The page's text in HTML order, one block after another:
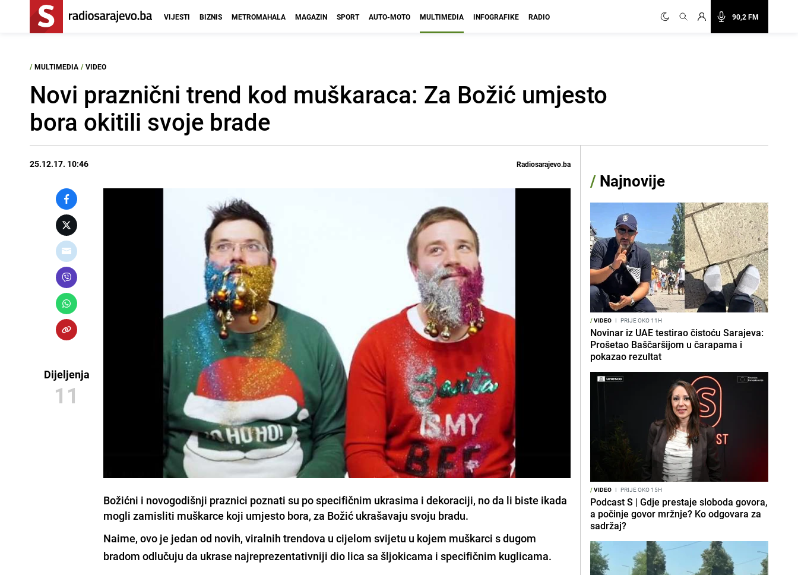
90,2 FM
VIJESTI BIZNIS METROMAHALA MAGAZIN SPORT AUTO-MOTO MULTIMEDIA INFOGRAFIKE RADIO
/ MULTIMEDIA / VIDEO
Novi praznični trend kod muškaraca: Za Božić umjesto
bora okitili svoje brade
25.12.17. 10:46 Radiosarajevo.ba
Dijeljenja
11
Božićni i novogodišnji praznici poznati su po specifičnim ukrasima i dekoraciji, no da li biste ikada
mogli zamisliti muškarce koji umjesto bora, za Božić ukrašavaju svoju bradu.
Naime, ovo je jedan od novih, viralnih trendova u cijelom svijetu u kojem muškarci s dugom
bradom odlučuju da ukrase najreprezentativniji dio lica sa šljokicama i specifičnim kuglicama.
/ Najnovije
/VIDEO I PRIJE OKO 11H
Novinar iz UAE testirao čistoću Sarajeva:
Prošetao Baščaršijom u čarapama i
pokazao rezultat
/VIDEO I PRIJE OKO 15H
Podcast S | Gdje prestaje sloboda govora,
a počinje govor mržnje? Ko odgovara za
sadržaj?